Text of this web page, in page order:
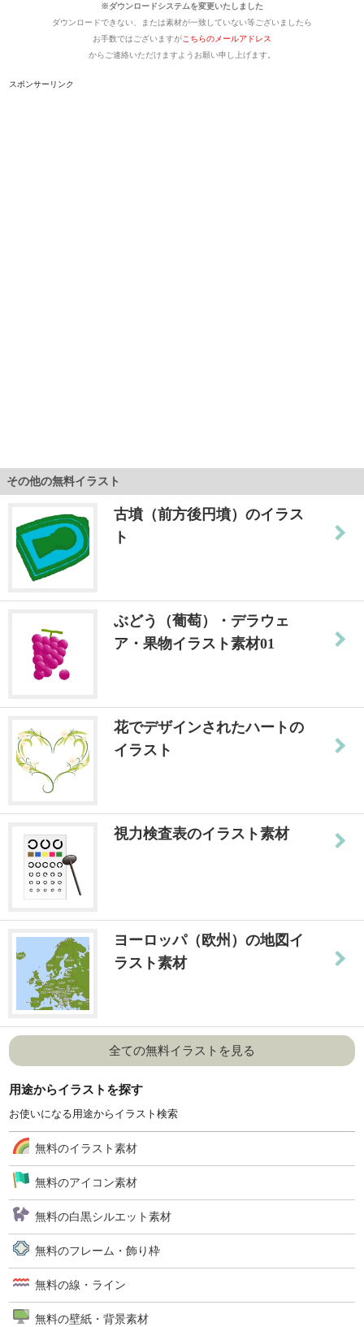
※ダウンロードシステムを変更いたしました
ダウンロードできない、または素材が一致していない等ございましたら
お手数ではございますがこちらのメールアドレス
からご連絡いただけますようお願い申し上げます。
スポンサーリンク
その他の無料イラスト
古墳（前方後円墳）のイラス
ト
ぶどう（葡萄）・デラウェ
ア・果物イラスト素材01
花でデザインされたハートの
イラスト
視力検査表のイラスト素材
ヨーロッパ（欧州）の地図イ
ラスト素材
全ての無料イラストを見る
用途からイラストを探す
お使いになる用途からイラスト検索
無料のイラスト素材
無料のアイコン素材
無料の白黒シルエット素材
無料のフレーム・飾り枠
無料の線・ライン
無料の壁紙・背景素材